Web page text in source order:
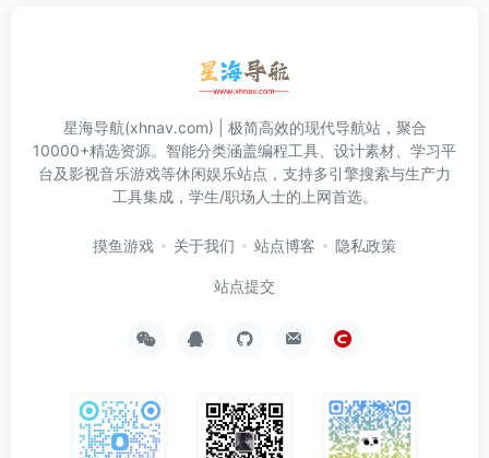
星海导航(xhnav.com) | 极简高效的现代导航站，聚合
10000+精选资源。智能分类涵盖编程工具、设计素材、学习平
台及影视音乐游戏等休闲娱乐站点，支持多引擎搜索与生产力
工具集成，学生/职场人士的上网首选。
摸鱼游戏 关于我们 站点博客 隐私政策
站点提交